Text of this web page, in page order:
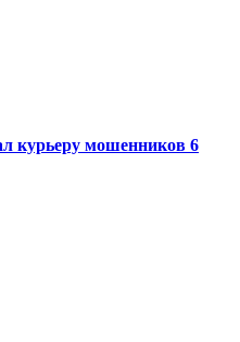
курьеру мошенников 6